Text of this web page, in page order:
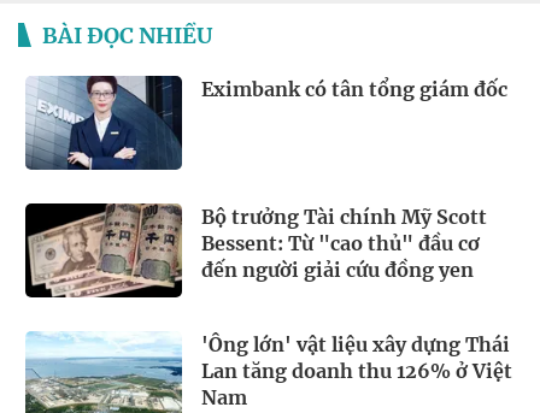
BÀI ĐỌC NHIỀU
Eximbank có tân tổng giám đốc
Bộ trưởng Tài chính Mỹ Scott
Bessent: Từ "cao thủ" đầu cơ
đến người giải cứu đồng yen
'Ông lớn' vật liệu xây dựng Thái
Lan tăng doanh thu 126% ở Việt
Nam